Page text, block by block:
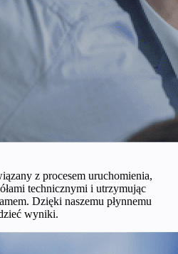
z procesem uruchomienia,
technicznymi i utrzymując
Dzięki naszemu płynnemu
wyniki.